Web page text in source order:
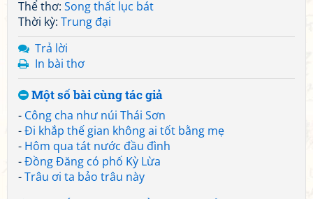
Thể thơ: Song thất lục bát
Thời kỳ: Trung đại
Trả lời
In bài thơ
Một số bài cùng tác giả
- Công cha như núi Thái Sơn
-Đi khắp thế gian không ai tốt bằng mẹ
- Hôm qua tát nước đầu đình
-Đồng Đăng có phố Kỳ Lừa
-Trâu ơi ta bảo trâu này